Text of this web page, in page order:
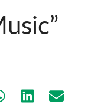
Share Share